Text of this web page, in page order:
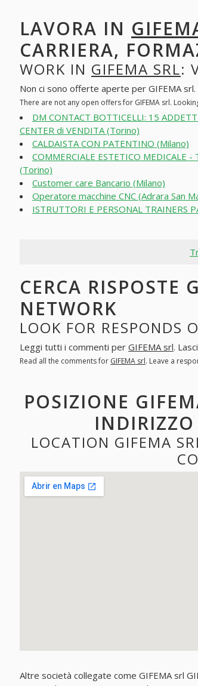
LAVORA IN
CARRIERA,
WORK IN GIFEMA SRL:
Non ci sono offerte aperte per GIFEMA
There are not any open offers for GIFEMA srl.
DM CONTACT BOTTICELLI: 15
CENTER di VENDITA (Torino)
CALDAISTA CON PATENTINO (Milano)
COMMERCIALE ESTETICO MEDICALE -
(Torino)
Customer care Bancario (Milano)
Operatore macchine CNC (Adrara San
ISTRUTTORI E PERSONAL TRAINERS
CERCA RISPOSTE
NETWORK
LOOK FOR RESPONDS
Leggi tutti i commenti per GIFEMA srl.
Read all the comments for GIFEMA srl. Leave a
POSIZIONE
LOCATION GIFEMA
Altre società collegate come GIFEMA srl